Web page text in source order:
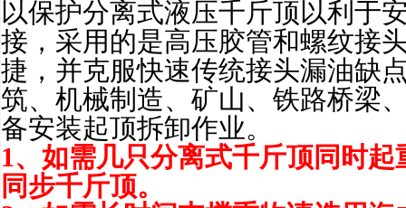
以保护分离式液压千斤顶以利于
接，采用的是高压胶管和螺纹接
捷，并克服快速传统接头漏油缺
筑、机械制造、矿山、铁路桥梁
备安装起顶拆卸作业。
1、如需几只分离式千斤顶同时起
同步千斤顶。